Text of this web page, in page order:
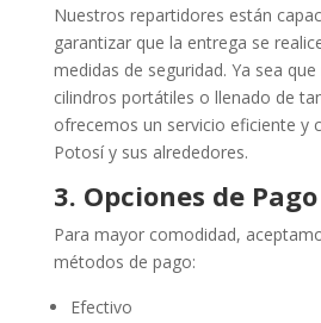
Nuestros repartidores están
garantizar que la entrega se
medidas de seguridad. Ya sea
cilindros portátiles o llenado de
ofrecemos un servicio eficiente y
Potosí y sus alrededores.
3. Opciones de
Para mayor comodidad,
métodos de pago:
Efectivo